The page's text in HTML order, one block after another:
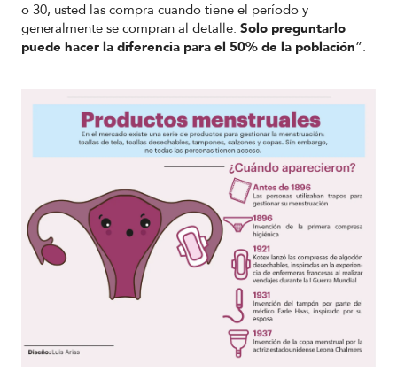
o 30, usted las compra cuando tiene el período y
generalmente se compran al detalle. Solo preguntarlo
puede hacer la diferencia para el 50% de la población”.